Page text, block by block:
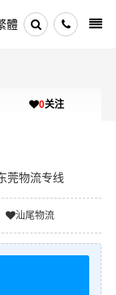
體
0关注
莞物流专线
汕尾物流